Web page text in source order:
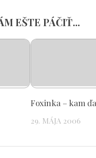
EŠTE PÁČIŤ...
Foxinka – kam
29. MÁJA 2006